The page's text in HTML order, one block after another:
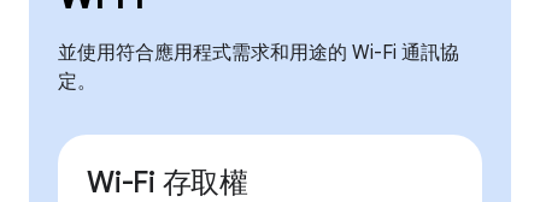
並使用符合應用程式需求和用途的 Wi-Fi 通訊協
定。
Wi-Fi 存取權